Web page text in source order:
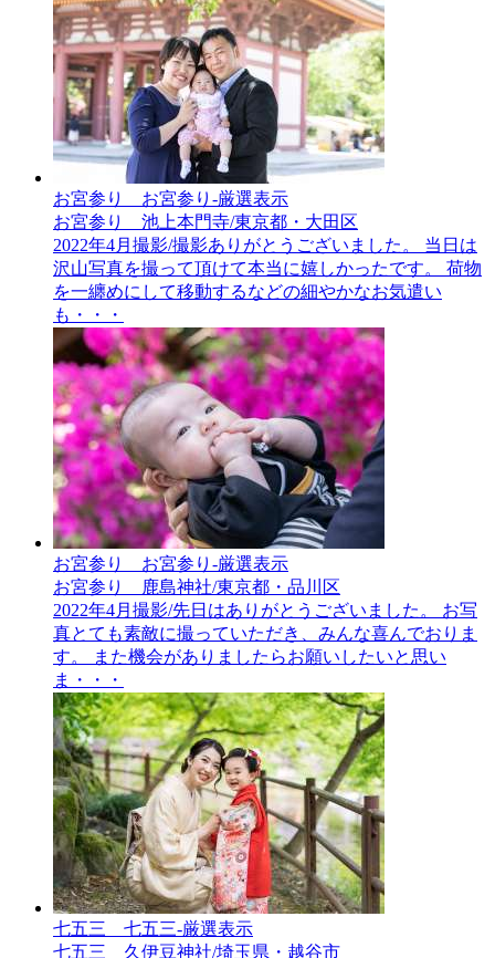
お宮参り__お宮参り-厳選表示
お宮参り 池上本門寺/東京都・大田区
2022年4月撮影/撮影ありがとうございました。 当日は
沢山写真を撮って頂けて本当に嬉しかったです。 荷物
を一纏めにして移動するなどの細やかなお気遣い
も・・・
お宮参り__お宮参り-厳選表示
お宮参り 鹿島神社/東京都・品川区
2022年4月撮影/先日はありがとうございました。 お写
真とても素敵に撮っていただき、みんな喜んでおりま
す。 また機会がありましたらお願いしたいと思い
ま・・・
七五三__七五三-厳選表示
七五三 久伊豆神社/埼玉県・越谷市